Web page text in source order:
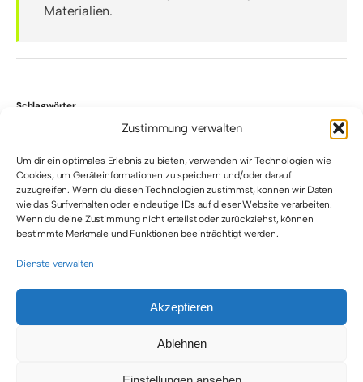
Zustimmung verwalten
Um dir ein optimales Erlebnis zu bieten, verwenden wir Technologien wie
Cookies, um Geräteinformationen zu speichern und/oder darauf
zuzugreifen. Wenn du diesen Technologien zustimmst, können wir Daten
wie das Surfverhalten oder eindeutige IDs auf dieser Website verarbeiten.
Wenn du deine Zustimmung nicht erteilst oder zurückziehst, können
bestimmte Merkmale und Funktionen beeinträchtigt werden.
Dienste verwalten
Akzeptieren
Ablehnen
Materialien.
Schlagwörter
Training Schläger Schuhe Top-Story
Uncategorized Bälle Kleidung
© 2026 • All Rights Reserved • Padel Inside